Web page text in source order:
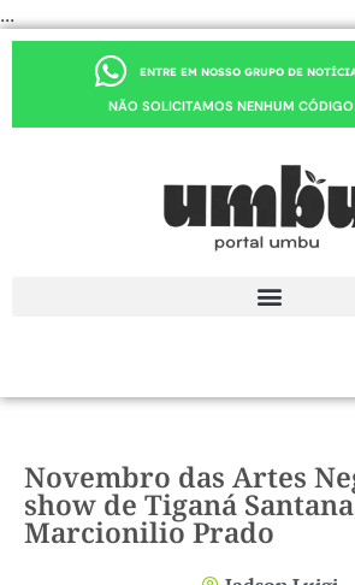
...
ENTRE EM NOSSO GRUPO DE
NÃO SOLICITAMOS NENHUM CÓDIGO
Novembro das Artes
show de Tiganá
Marcionilio Prado